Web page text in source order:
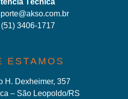
(51) 3406-1717
ESTAMOS
H. Dexheimer, 357
– São Leopoldo/RS